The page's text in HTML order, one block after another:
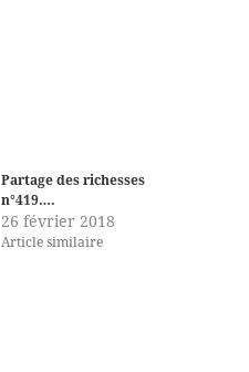
Partage des richesses
n°419….
26 février 2018
Article similaire